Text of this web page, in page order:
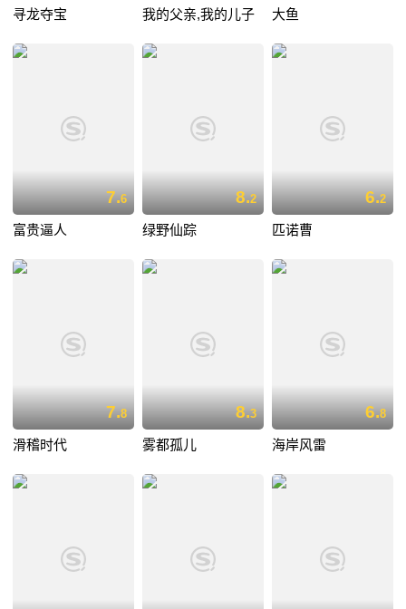
寻龙夺宝 我的父亲,我的儿子 大鱼
7.6
富贵逼人
8.2
绿野仙踪
6.2
匹诺曹
7.8
滑稽时代
8.3
雾都孤儿
6.8
海岸风雷